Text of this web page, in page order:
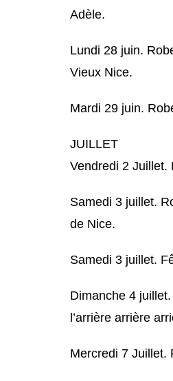
Adèle.
Lundi 28 juin.
Vieux Nice.
Mardi 29 juin.
JUILLET
Vendredi 2 Juillet.
Samedi 3 juillet.
de Nice.
Samedi 3 juillet.
Dimanche 4
l’arrière arrière
Mercredi 7 Juillet.